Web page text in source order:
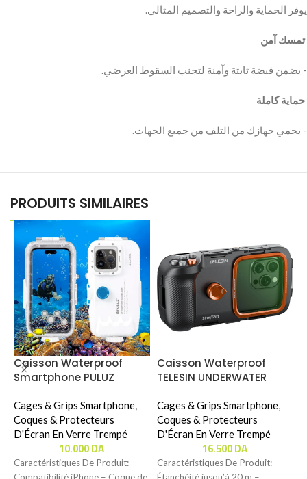
‫ تمسك آمن
‫ حماية كاملة
PRODUITS SIMILAIRES
Caisson Waterproof
Smartphone PULUZ
CASE ( 40m )( Pour
IPhone 11 Pro Max / 12 Pro
Max / 13 Pro Max / 14 Plus
/ 14 Pro Max / 15 Plus / 15
Pro Max )
Cages & Grips Smartphone,
Coques & Protecteurs
D'Écran En Verre Trempé
10.000DA
Caractéristiques De Produit:
Caisson Waterproof
TELESIN UNDERWATER
WTP-06 ) ( UNIVERSAL )
Cages & Grips Smartphone,
Coques & Protecteurs
D'Écran En Verre Trempé
16.500DA
Caractéristiques De Produit: